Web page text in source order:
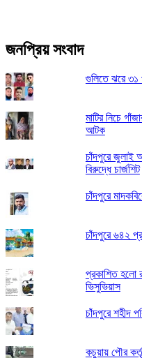
জনপ্রিয় সংবাদ
গুলিতে ঝরে ৩১
মাটির নিচে
আটক
চাঁদপুরে জুলাই
বিরুদ্ধে চার্জশিট
চাঁদপুরে
চাঁদপুরে ৬৪২
প্রকাশিত হলো
ভিসুভিয়াস
চাঁদপুরে শহীদ
কচুয়ায় পৌর